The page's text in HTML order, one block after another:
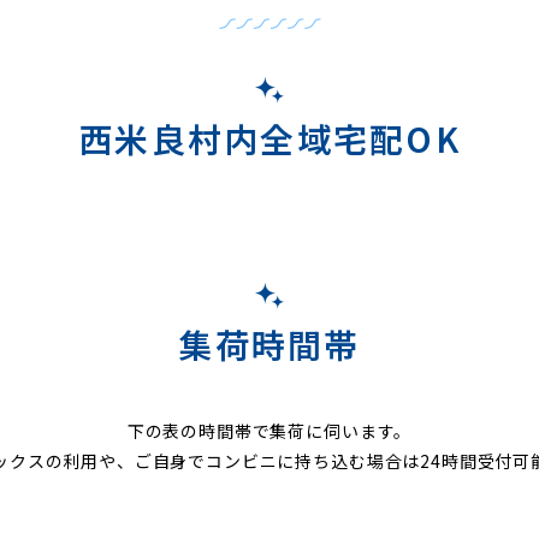
西米良村内全域宅配OK
集荷時間帯
下の表の時間帯で集荷に伺います。
クスの利用や、ご自身でコンビニに持ち込む場合は24時間受付可